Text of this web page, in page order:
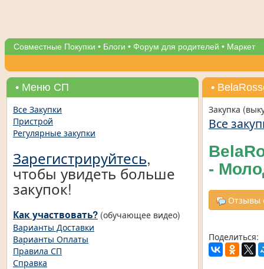
Совместные Покупки • Блоги • Форум для родителей • Маркет
• Меню СП
Все Закупки
Пристрой
Регулярные закупки
Зарегистрируйтесь,
чтобы увидеть больше
закупок!
Как участвовать? (обучающее видео)
Варианты Доставки
Варианты Оплаты
Правила СП
Справка
•
Закупка
Все
-
Отзывы
Поделиться: